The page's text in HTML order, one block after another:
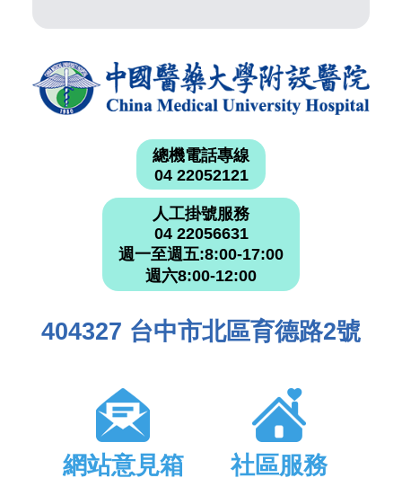
總機電話專線
04 22052121
人工掛號服務
04 22056631
週一至週五:8:00-17:00
週六8:00-12:00
404327 台中市北區育德路2號
網站意見箱 社區服務